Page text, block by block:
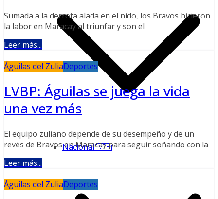
Nacional 🇻🇪
Sumada a la derrota alada en el nido, los Bravos hicieron
la labor en Maracay al triunfar y son el
Leer más...
Águilas del ZuliaDeportes
LVBP: Águilas se juega la vida
una vez más
El equipo zuliano depende de su desempeño y de un
revés de Bravos en Maracay para seguir soñando con la
Leer más...
Águilas del ZuliaDeportes